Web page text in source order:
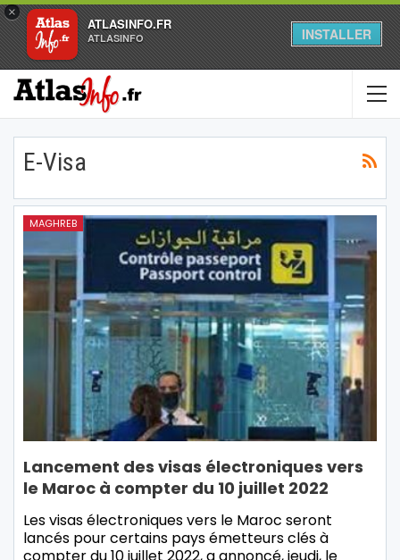
×
ATLASINFO.FR
ATLASINFO INSTALLER
E-Visa
MAGHREB
Lancement des visas électroniques vers
le Maroc à compter du 10 juillet 2022
Les visas électroniques vers le Maroc seront
lancés pour certains pays émetteurs clés à